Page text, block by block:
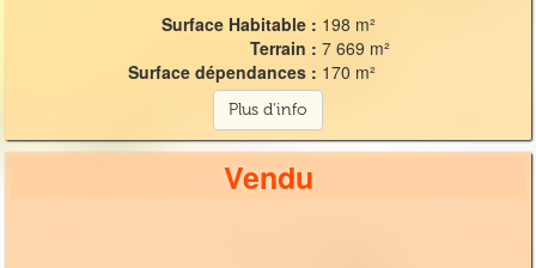
Surface Habitable : 198 m²
Terrain : 7 669 m²
Surface dépendances : 170 m²
Plus d'info
Vendu